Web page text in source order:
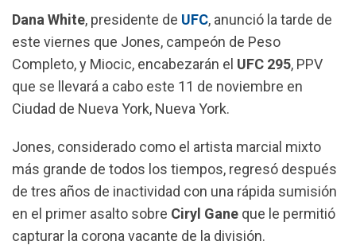
o
o
k
A
p
p
r
a
m
Dana White, presidente de UFC, anunció la tarde de
este viernes que Jones, campeón de Peso
Completo, y Miocic, encabezarán el UFC 295, PPV
que se llevará a cabo este 11 de noviembre en
Ciudad de Nueva York, Nueva York.
Jones, considerado como el artista marcial mixto
más grande de todos los tiempos, regresó después
de tres años de inactividad con una rápida sumisión
en el primer asalto sobre Ciryl Gane que le permitió
capturar la corona vacante de la división.